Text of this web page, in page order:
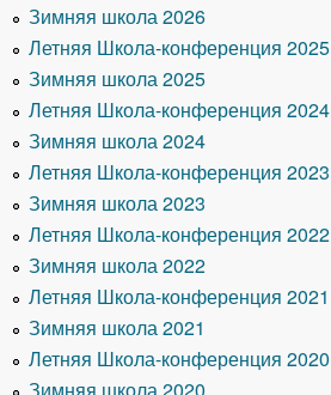
Зимняя школа 2026
Летняя Школа-конференция 2025
Зимняя школа 2025
Летняя Школа-конференция 2024
Зимняя школа 2024
Летняя Школа-конференция 2023
Зимняя школа 2023
Летняя Школа-конференция 2022
Зимняя школа 2022
Летняя Школа-конференция 2021
Зимняя школа 2021
Летняя Школа-конференция 2020